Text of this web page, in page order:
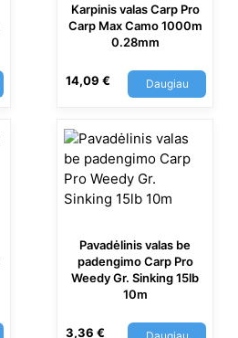
Karpinis valas Carp Pro
Carp Max Camo 1000m
0.28mm
14,09 € Daugiau
Pavadėlinis valas be
padengimo Carp Pro
Weedy Gr. Sinking 15lb
10m
3,36 €